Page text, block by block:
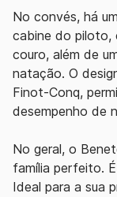
No convés, há
cabine do piloto,
couro, além de
natação. O
Finot-Conq,
desempenho de
No geral, o
família perfeito.
Ideal para a sua